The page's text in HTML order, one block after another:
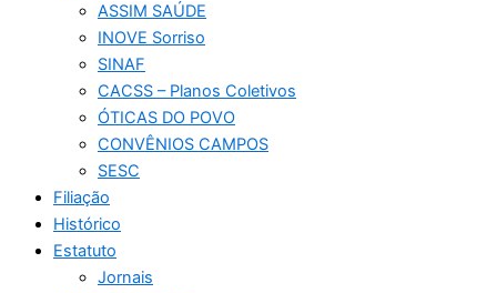
ASSIM SAÚDE
INOVE Sorriso
SINAF
CACSS – Planos Coletivos
ÓTICAS DO POVO
CONVÊNIOS CAMPOS
SESC
Filiação
Histórico
Estatuto
Jornais